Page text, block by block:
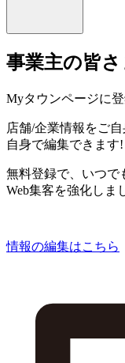
事業主の皆さ
Myタウンページに
店舗/企業情報をご
自身で編集できます!
無料登録で、いつで
Web集客を強化しま
情報の編集はこちら